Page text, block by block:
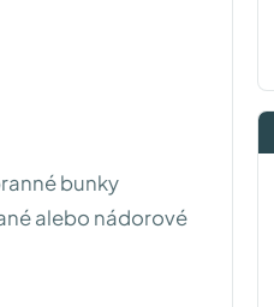
bunky
alebo nádorové